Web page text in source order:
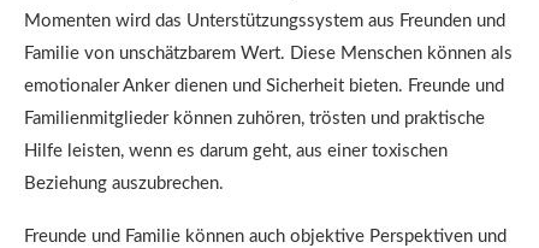
Momenten wird das Unterstützungssystem aus Freunden und
Familie von unschätzbarem Wert. Diese Menschen können als
emotionaler Anker dienen und Sicherheit bieten. Freunde und
Familienmitglieder können zuhören, trösten und praktische
Hilfe leisten, wenn es darum geht, aus einer toxischen
Beziehung auszubrechen.
Freunde und Familie können auch objektive Perspektiven und